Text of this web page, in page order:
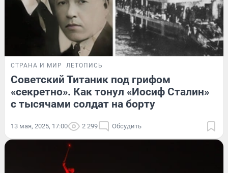
СТРАНА И МИР ЛЕТОПИСЬ
Советский Титаник под грифом
«секретно». Как тонул «Иосиф Сталин»
с тысячами солдат на борту
13 мая, 2025, 17:00 2 299 Обсудить